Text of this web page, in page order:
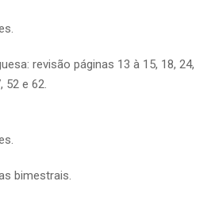
revisão páginas 13 à 15, 18, 24,
52 e 62.
bimestrais.